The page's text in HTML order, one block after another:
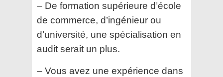
– De formation supérieure d’école
de commerce, d’ingénieur ou
d’université, une spécialisation en
audit serait un plus.
– Vous avez une expérience dans